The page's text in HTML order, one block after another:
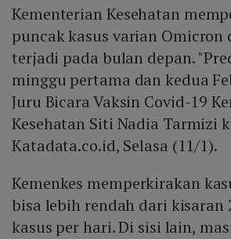
Kementerian Kesehatan
puncak kasus varian Omicron
terjadi pada bulan depan.
minggu pertama dan kedua
Juru Bicara Vaksin Covid-19
Kesehatan Siti Nadia Tarmizi
Katadata.co.id, Selasa (11/1).
Kemenkes memperkirakan
bisa lebih rendah dari kisaran
kasus per hari. Di sisi lain,